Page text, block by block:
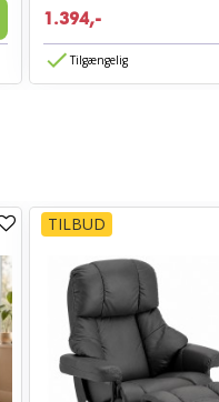
1.394,-
Tilgængelig
TILBUD